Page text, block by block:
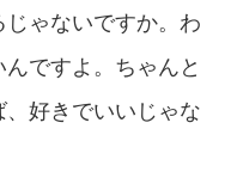
ゃないですか。わ
ですよ。ちゃんと
好きでいいじゃな